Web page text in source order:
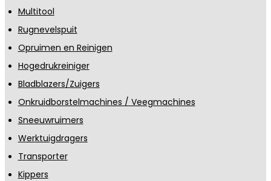
Multitool
Rugnevelspuit
Opruimen en Reinigen
Hogedrukreiniger
Bladblazers/Zuigers
Onkruidborstelmachines / Veegmachines
Sneeuwruimers
Werktuigdragers
Transporter
Kippers